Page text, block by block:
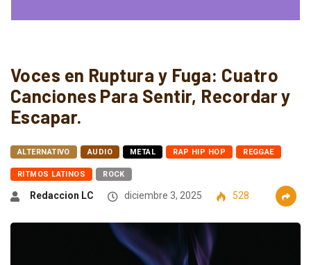
Voces en Ruptura y Fuga: Cuatro
Canciones Para Sentir, Recordar y
Escapar.
ALTERNATIVO AUDIO METAL RAP HIP HOP REGGAE
RITMOS LATINOS ROCK
Redaccion LC diciembre 3, 2025 528